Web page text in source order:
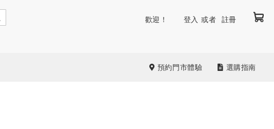
我
尋
歡迎！ 登入 註冊
預約門市體驗 選購指南